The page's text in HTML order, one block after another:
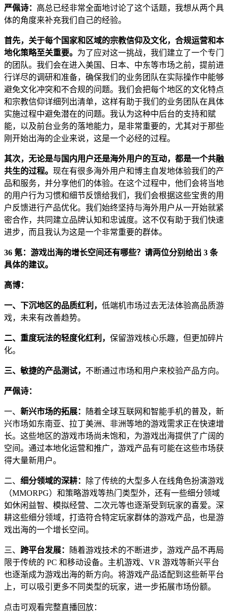
严佩诗： 高总已经非常全面地讨论了这个话题，我想从两个具
体的角度来补充我们自己的经验。
首先，关于每个国家和区域的宗教信仰及文化，合规运营和本
地化策略至关重要。 为了应对这一挑战，我们建立了一个专门
的团队。我们会在进入美国、日本、中东等市场之前，提前进
行详尽的调研和准备，确保我们的业务团队在实际操作中能够
避免文化冲突和不合规的问题。我们会把每个地区的文化特点
和宗教信仰详细列出清单，这样有助于我们的业务团队在具体
实施过程中避免潜在的问题。我认为这种中后台的支持和赋
能，以及前台业务的落地能力，是非常重要的，尤其对于那些
刚开始出海的企业来说，这是一个必经的过程。
其次，无论是与国内用户还是海外用户的互动，都是一个共融
共生的过程。 现在有很多海外用户和博主自发地体验我们的产
品和服务，并分享他们的体验。在这个过程中，他们会将当地
的用户行为习惯和细节反馈给我们，我们会根据这些宝贵的用
户反馈进行产品优化。我们始终坚持与海外用户从一开始就紧
密合作，共同建立品牌认知和忠诚度。这不仅有助于我们快速
进步，而且我认为这是一个非常重要的群体。
36 氪：游戏出海的增长空间还有哪些？请两位分别给出 3 条
具体的建议。
高博：
一、下沉地区的品质红利， 低端机市场过去无法体验高品质游
戏，未来有改善趋势。
二、重度玩法的轻度化红利， 保留游戏核心乐趣，但更加碎片
化。
三、敏捷的产品测试， 不断通过市场和用户来校验产品方向。
严佩诗：
一、 新兴市场的拓展：
随着全球互联网和智能手机的普及，新
兴市场如东南亚、拉丁美洲、非洲等地的游戏需求正在快速增
长。这些地区的游戏市场尚未饱和，为游戏出海提供了广阔的
空间。通过本地化运营和推广，游戏产品有可能在这些市场获
得大量新用户。
二、 细分领域的深耕：
除了传统的大型多人在线角色扮演游戏
（MMORPG）和策略游戏等热门类型外，还有一些细分领域
如休闲益智、模拟经营、二次元等也逐渐受到玩家的喜爱。深
耕这些细分领域，打造符合特定玩家群体的游戏产品，也是游
戏出海的一个增长空间。
三、 跨平台发展：
随着游戏技术的不断进步，游戏产品不再局
限于传统的 PC 和移动设备。主机游戏、VR 游戏等新兴平台
也逐渐成为游戏出海的新方向。将游戏产品适配到这些新平台
上，可以吸引更多不同类型的玩家，进一步拓展市场份额。
点击可观看完整直播回放：